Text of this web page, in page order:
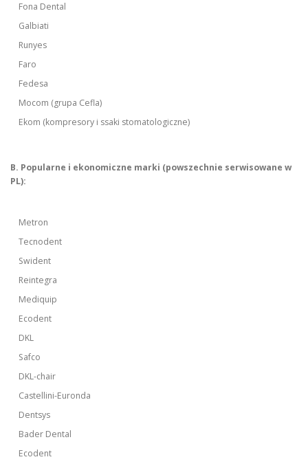
Fona Dental
Galbiati
Runyes
Faro
Fedesa
Mocom (grupa Cefla)
Ekom (kompresory i ssaki stomatologiczne)
B. Popularne i ekonomiczne marki (powszechnie serwisowane w
PL):
Metron
Tecnodent
Swident
Reintegra
Mediquip
Ecodent
DKL
Safco
DKL-chair
Castellini-Euronda
Dentsys
Bader Dental
Ecodent